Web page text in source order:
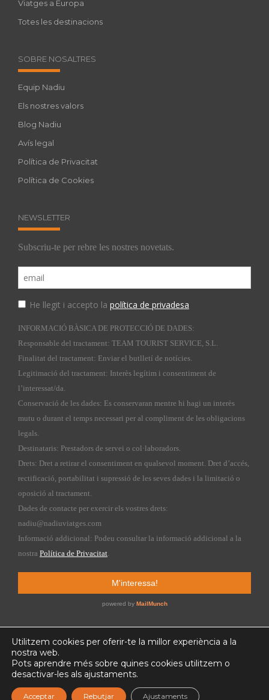
Viatges a Europa
Totes les destinacions
SOBRE NOSALTRES
Equip Nadiu
Els nostres valors
Blog Nadiu
Avís legal
Política de Privacitat
Política de Cookies
NEWSLETTER
Copyright © 2015 nadiuviatges.com | Web design by Kiribatis
Utilitzem cookies per oferir-te la millor experiència a la
nostra web.
Pots aprendre més sobre quines cookies utilitzem o
desactivar-les als ajustaments.
Acceptar Rebutjar Ajustaments